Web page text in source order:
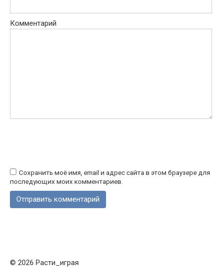
Комментарий
Сохранить моё имя, email и адрес сайта в этом браузере для
последующих моих комментариев.
© 2026 Расти_играя